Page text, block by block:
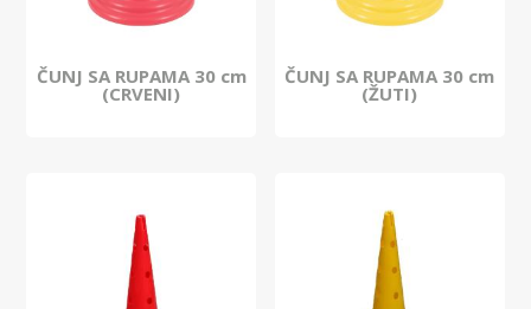
ČUNJ SA RUPAMA 30 cm
(CRVENI)
ČUNJ SA RUPAMA 30 cm
(ŽUTI)